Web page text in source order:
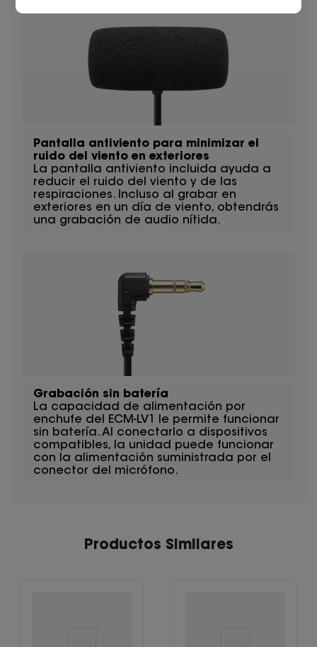
Pantalla antiviento para minimizar el
ruido del viento en exteriores
La pantalla antiviento incluida ayuda a
reducir el ruido del viento y de las
respiraciones. Incluso al grabar en
exteriores en un día de viento, obtendrás
una grabación de audio nítida.
Grabación sin batería
La capacidad de alimentación por
enchufe del ECM-LV1 le permite funcionar
sin batería. Al conectarlo a dispositivos
compatibles, la unidad puede funcionar
con la alimentación suministrada por el
conector del micrófono.
Productos Similares